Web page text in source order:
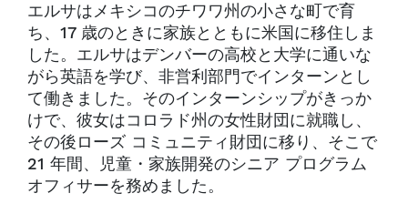
エルサはメキシコのチワワ州の小さな町で育
ち、17 歳のときに家族とともに米国に移住しま
した。エルサはデンバーの高校と大学に通いな
がら英語を学び、非営利部門でインターンとし
て働きました。そのインターンシップがきっか
けで、彼女はコロラド州の女性財団に就職し、
その後ローズ コミュニティ財団に移り、そこで
21 年間、児童・家族開発のシニア プログラム
オフィサーを務めました。